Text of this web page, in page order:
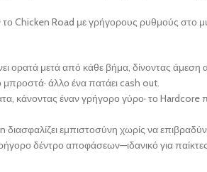
Chicken Road με γρήγορους ρυθμούς στο
ορατά μετά από κάθε βήμα, δίνοντας
άλλο ένα πατάει cash out.
κάνοντας έναν γρήγορο γύρο· το Hardcore
εμπιστοσύνη χωρίς να
δέντρο αποφάσεων—ιδανικό για